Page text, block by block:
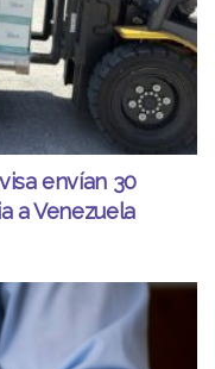
envían 30
a Venezuela